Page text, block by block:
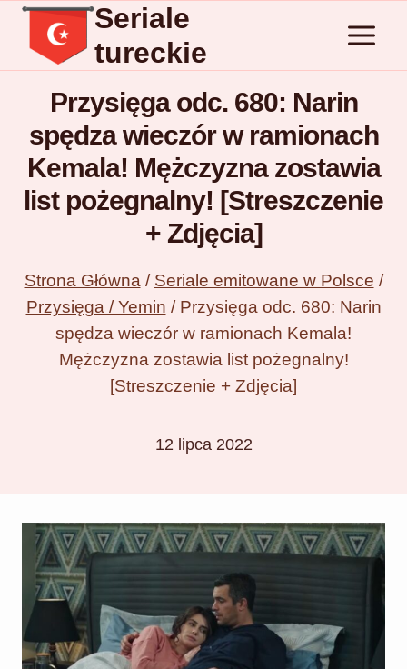
Przejdź
treści
Seriale
tureckie
Przysięga odc. 680: Narin
spędza wieczór w ramionach
Kemala! Mężczyzna zostawia
list pożegnalny! [Streszczenie
+ Zdjęcia]
Strona Główna / Seriale emitowane w Polsce /
Przysięga / Yemin / Przysięga odc. 680: Narin
spędza wieczór w ramionach Kemala!
Mężczyzna zostawia list pożegnalny!
[Streszczenie + Zdjęcia]
12 lipca 2022